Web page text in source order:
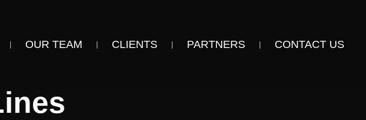
OUR TEAM CLIENTS PARTNERS CONTACT US